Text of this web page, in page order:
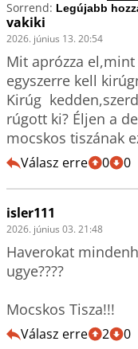
Sorrend:
vakiki
2026. június 13. 20:54
Mit aprózza
egyszerre kell
Kirúg
rúgott ki? Éljen a
mocskos tiszának
Válasz erre 0 0
isler111
2026. június 03. 21:48
Haverokat
ugye????
Mocskos Tisza!!!
Válasz erre 2 0